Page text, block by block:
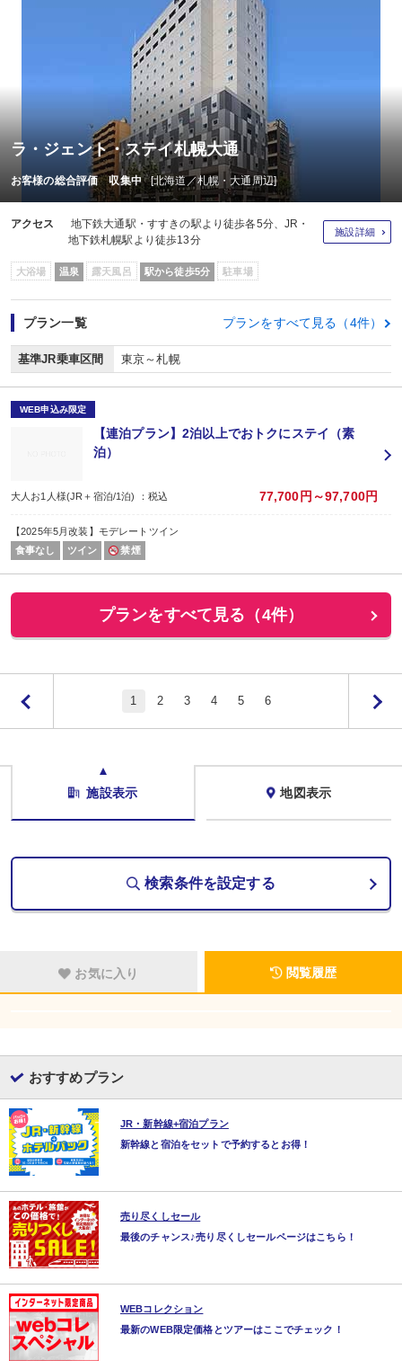
ラ・ジェント・ステイ札幌大通
お客様の総合評価 収集中 [北海道／札幌・大通周辺]
アクセス
地下鉄大通駅・すすきの駅より徒歩各5分、JR・
地下鉄札幌駅より徒歩13分
施設詳細
大浴場 温泉 露天風呂 駅から徒歩5分 駐車場
プラン一覧 プランをすべて見る（4件）
基準JR乗車区間 東京～札幌
WEB申込み限定
【連泊プラン】2泊以上でおトクにステイ（素
泊）
大人お1人様(JR＋宿泊/1泊) ：税込 77,700円～97,700円
【2025年5月改装】モデレートツイン
食事なし
ツイン 禁煙
プランをすべて見る（4件）
1 2 3 4 5 6
施設表示 地図表示
検索条件を設定する
お気に入り 閲覧履歴
おすすめプラン
JR・新幹線+宿泊プラン
新幹線と宿泊をセットで予約するとお得！
売り尽くしセール
最後のチャンス♪売り尽くしセールページはこちら！
WEBコレクション
最新のWEB限定価格とツアーはここでチェック！